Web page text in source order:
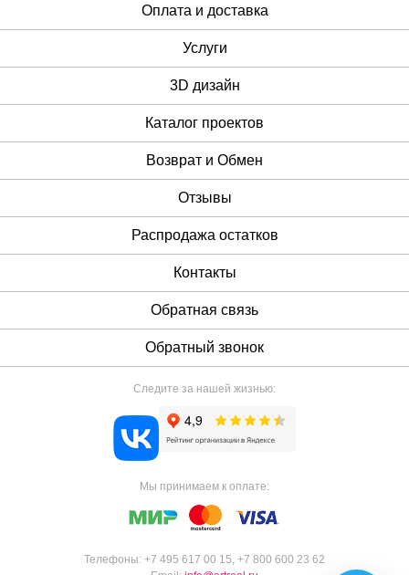
Оплата и доставка
Услуги
3D дизайн
Каталог проектов
Возврат и Обмен
Отзывы
Распродажа остатков
Контакты
Обратная связь
Обратный звонок
Телефоны: +7 495 617 00 15, +7 800 600 23 62
Следите за нашей жизнью:
Мы принимаем к оплате: